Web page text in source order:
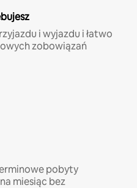
i wyjazdu i łatwo
zobowiązań
pobyty
miesiąc bez